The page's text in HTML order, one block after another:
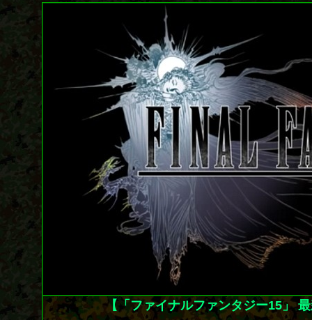
【「ファイナルファンタジー15」